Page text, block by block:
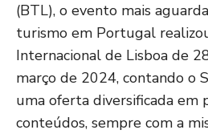
(BTL), o evento mais
turismo em Portugal
Internacional de Lisboa de
março de 2024, contando o
uma oferta diversificada em
conteúdos, sempre com a